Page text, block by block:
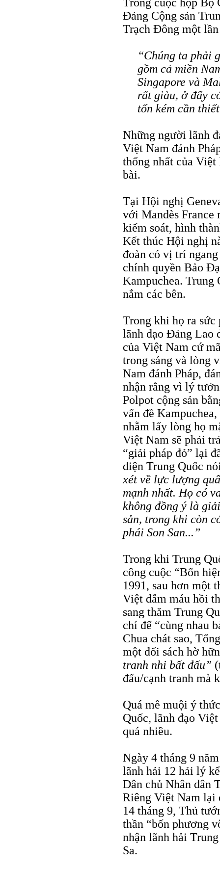
Trong cuộc họp Bộ
Đảng Cộng sản
Trạch Đông một
“Chúng ta phải
gồm cả miền
Singapore và
rất giàu, ở đấy
tốn kém cần
Những người lãnh
Việt Nam đánh
thống nhất của Việt
bài.
Tại Hội nghị
với Mandès France
kiểm soát, hình
Kết thúc Hội nghị
đoàn có vị trí
chính quyền Bảo
Kampuchea. Trung
nắm các bên.
Trong khi họ ra
lãnh đạo Đảng Lao
của Việt Nam cứ
trong sáng và lòng
Nam đánh Pháp,
nhận rằng vì lý
Polpot cộng sản
vấn đề
nhằm lấy lòng họ
Việt Nam sẽ phải
“giải pháp đỏ” lại
diện Trung Quốc
xét về lực lượng
mạnh nhất. Họ có
không đồng ý là
sản, trong khi còn
phái Son San...”
Trong khi Trung
công cuộc “Bốn
1991, sau hơn một
Việt đẫm máu hồi
sang thăm Trung
chí để “cùng nhau
Chua chát sao,
một đối sách hờ
tranh nhi bất đấu”
đấu/cạnh tranh mà
Quá mê muội ý
Quốc, lãnh đạo
quá nhiều.
Ngày 4 tháng 9
lãnh hải 12 hải lý
Dân chủ Nhân dân
Riêng Việt Nam lại
14 tháng 9, Thủ
thần “bốn phương
nhận lãnh hải
Sa.